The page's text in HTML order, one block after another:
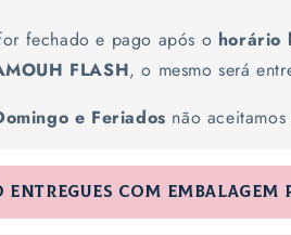
fechado e pago após o horário
FLASH, o mesmo será
e Feriados não
entregues com embalagem